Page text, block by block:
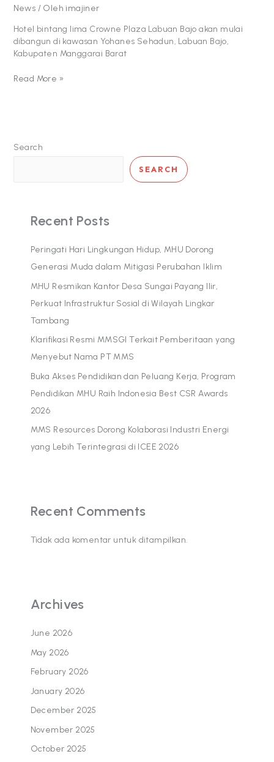
News / Oleh imajiner
Hotel bintang lima Crowne Plaza Labuan Bajo akan mulai
dibangun di kawasan Yohanes Sehadun, Labuan Bajo,
Kabupaten Manggarai Barat
Read More »
Search
SEARCH
Recent Posts
Peringati Hari Lingkungan Hidup, MHU Dorong
Generasi Muda dalam Mitigasi Perubahan Iklim
MHU Resmikan Kantor Desa Sungai Payang Ilir,
Perkuat Infrastruktur Sosial di Wilayah Lingkar
Tambang
Klarifikasi Resmi MMSGI Terkait Pemberitaan yang
Menyebut Nama PT MMS
Buka Akses Pendidikan dan Peluang Kerja, Program
Pendidikan MHU Raih Indonesia Best CSR Awards
2026
MMS Resources Dorong Kolaborasi Industri Energi
yang Lebih Terintegrasi di ICEE 2026
Recent Comments
Tidak ada komentar untuk ditampilkan.
Archives
June 2026
May 2026
February 2026
January 2026
December 2025
November 2025
October 2025